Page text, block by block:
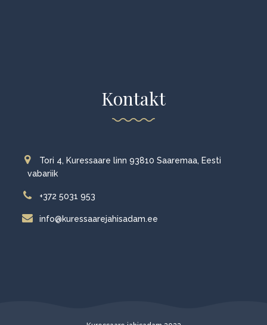
Kontakt
Tori 4, Kuressaare linn 93810 Saaremaa, Eesti
vabariik
+372 5031 953
info@kuressaarejahisadam.ee